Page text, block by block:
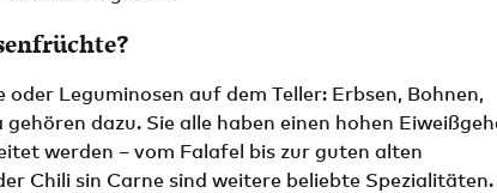
Leguminosen auf dem Teller: Erbsen, Bohnen,
dazu. Sie alle haben einen hohen
werden – vom Falafel bis zur guten alten
Chili sin Carne sind weitere beliebte Spezialitäten.